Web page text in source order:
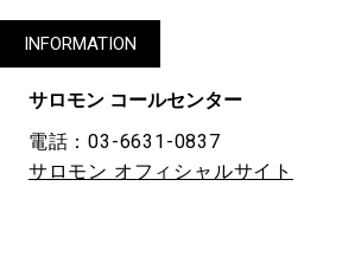
INFORMATION
サロモン コールセンター
電話：03-6631-0837
サロモン オフィシャルサイト